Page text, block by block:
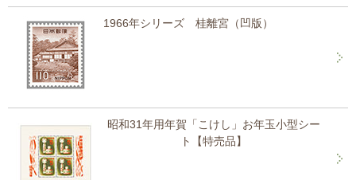
1966年シリーズ 桂離宮（凹版）
昭和31年用年賀「こけし」お年玉小型シー
ト【特売品】